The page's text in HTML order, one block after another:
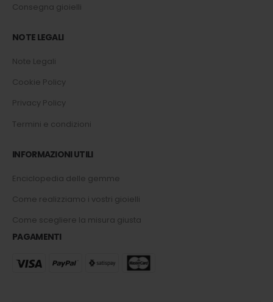
Consegna gioielli
NOTE LEGALI
Note Legali
Cookie Policy
Privacy Policy
Termini e condizioni
INFORMAZIONI UTILI
Enciclopedia delle gemme
Come realizziamo i vostri gioielli
Come scegliere la misura giusta
PAGAMENTI